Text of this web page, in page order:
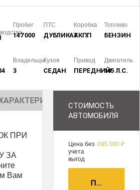
Пробег
147 000
ПТС
ДУБЛИКАТ
Коробка
АКПП
Топливо
БЕНЗИН
Владельцы
3
Кузов
СЕДАН
Привод
ПЕРЕДНИЙ
Двигатель
105 Л.С.
ОПИСАНИЕ
ПРИ
ЗА
Вам
СТОИМОСТЬ
АВТОМОБИЛЯ
Цена без
учета
выгод
895 000 ₽
ПОЛУЧИТЬ